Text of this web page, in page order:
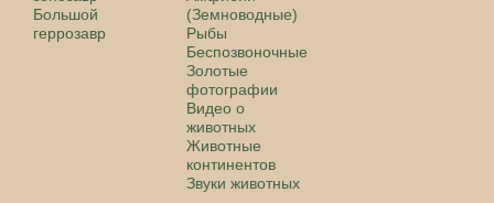
Большой
геррозавр
(Земноводные)
Рыбы
Беспозвоночные
Золотые
фотографии
Видео о
животных
Животные
континентов
Звуки животных